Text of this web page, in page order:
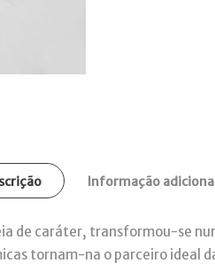
Informação
de caráter, transformou-se
tornam-na o parceiro ideal